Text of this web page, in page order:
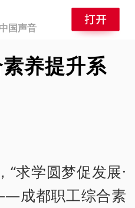
国声音
养提升系
“求学圆梦促发展·
成都职工综合素